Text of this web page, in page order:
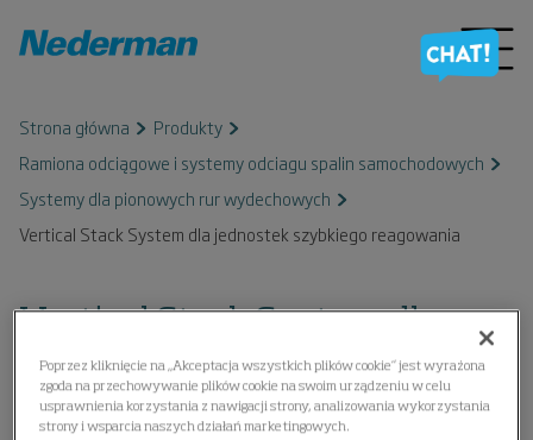
Strona główna
Produkty
Ramiona odciągowe i systemy odciagu spalin samochodowych
Systemy dla pionowych rur wydechowych
Vertical Stack System dla jednostek szybkiego reagowania
Vertical Stack System dla
jednostek szybkiego
reagowania
Poprzez kliknięcie na „Akceptacja wszystkich plików cookie” jest wyrażona
zgoda na przechowywanie plików cookie na swoim urządzeniu w celu
usprawnienia korzystania z nawigacji strony, analizowania wykorzystania
strony i wsparcia naszych działań marketingowych.